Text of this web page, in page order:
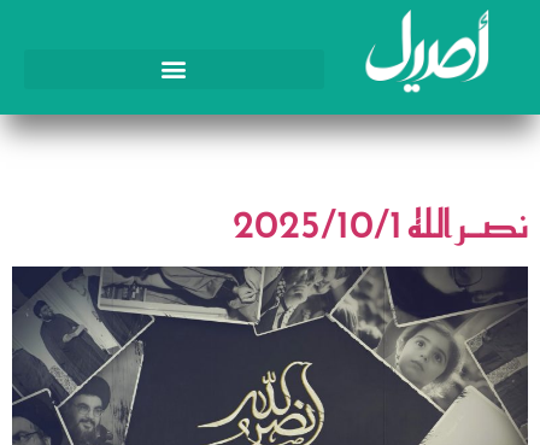
الوسم:سيد حسن نصر الله
نصـر الله 2025/10/1